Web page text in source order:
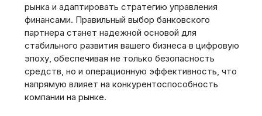
рынка и адаптировать стратегию управления
финансами. Правильный выбор банковского
партнера станет надежной основой для
стабильного развития вашего бизнеса в цифровую
эпоху, обеспечивая не только безопасность
средств, но и операционную эффективность, что
напрямую влияет на конкурентоспособность
компании на рынке.